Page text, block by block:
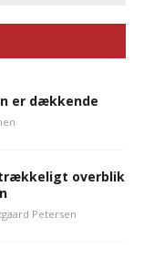
er dækkende
overblik
Petersen